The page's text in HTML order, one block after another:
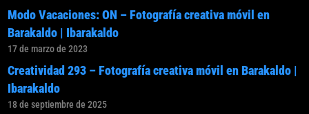
Modo Vacaciones: ON – Fotografía creativa móvil en
Barakaldo | Ibarakaldo
17 de marzo de 2023
Creatividad 293 – Fotografía creativa móvil en Barakaldo |
Ibarakaldo
18 de septiembre de 2025